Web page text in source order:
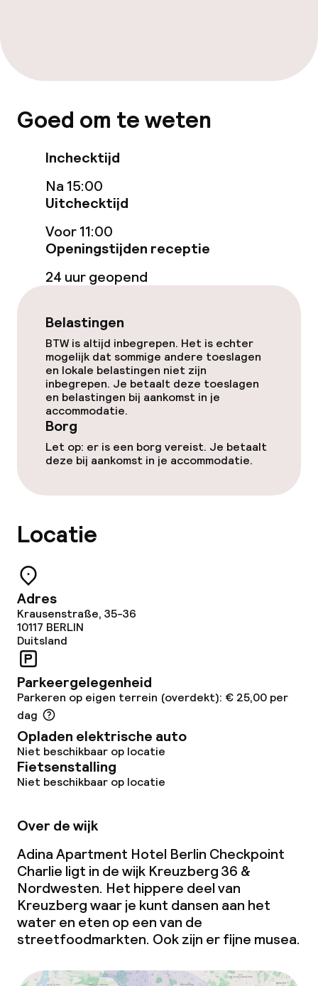
Fitnessruimte / gym
Betaalde wifi
Eet- en drinkgelegenheden
Restaurant
Bar
Eet- en drinkdiensten
Ontbijtbuffet
Dieetopties
Glutenvrije opties
Vegetarische opties
Schoonmaakvoorzieningen
Wasservice
Zakelijke faciliteiten
Vergaderruimte
Beleid
Borg bij aankomst
Overal rookvrij
Goed om te weten
Inchecktijd
Na 15:00
Uitchecktijd
Voor 11:00
Openingstijden receptie
24 uur geopend
Belastingen
BTW is altijd inbegrepen. Het is echter
mogelijk dat sommige andere toeslagen
en lokale belastingen niet zijn
inbegrepen. Je betaalt deze toeslagen
en belastingen bij aankomst in je
accommodatie.
Borg
Let op: er is een borg vereist. Je betaalt
deze bij aankomst in je accommodatie.
Locatie
Adres
Krausenstraße, 35-36
10117 BERLIN
Duitsland
Parkeergelegenheid
Parkeren op eigen terrein (overdekt): € 25,00 per
dag
Opladen elektrische auto
Niet beschikbaar op locatie
Fietsenstalling
Niet beschikbaar op locatie
Over de wijk
Adina Apartment Hotel Berlin Checkpoint
Charlie ligt in de wijk Kreuzberg 36 &
Nordwesten. Het hippere deel van
Kreuzberg waar je kunt dansen aan het
water en eten op een van de
streetfoodmarkten. Ook zijn er fijne musea.